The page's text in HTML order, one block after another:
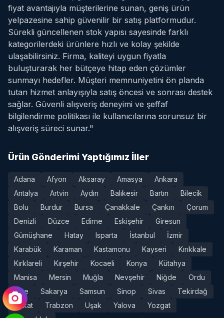
fiyat avantajıyla müşterilerine sunan, geniş ürün
yelpazesine sahip güvenilir bir satış platformudur.
Sürekli güncellenen stok yapısı sayesinde farklı
kategorilerdeki ürünlere hızlı ve kolay şekilde
ulaşabilirsiniz. Firma, kaliteyi uygun fiyatla
buluşturarak her bütçeye hitap eden çözümler
sunmayı hedefler. Müşteri memnuniyetini ön planda
tutan hizmet anlayışıyla satış öncesi ve sonrası destek
sağlar. Güvenli alışveriş deneyimi ve şeffaf
bilgilendirme politikası ile kullanıcılarına sorunsuz bir
alışveriş süreci sunar."
Ürün Gönderimi Yaptığımız İller
Adana Afyon Aksaray Amasya
Ankara
Antalya
Artvin Aydın Balıkesir Bartın
Bilecik
Bolu
Burdur Bursa Çanakkale Çankırı
Çorum
Denizli
Düzce Edirne Eskişehir
Giresun
Gümüşhane
Hatay Isparta İstanbul
İzmir
Karabük
Karaman Kastamonu Kayseri
Kırıkkale
Kırklareli
Kırşehir Kocaeli Konya
Kütahya
Manisa
Mersin Muğla Nevşehir Niğde
Ordu
Rize
Sakarya Samsun Sinop Sivas
Tekirdağ
Tokat
Trabzon Uşak Yalova
Yozgat